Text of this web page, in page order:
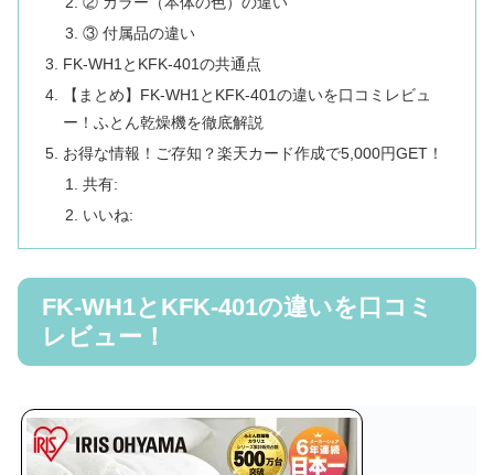
③ 付属品の違い
FK-WH1とKFK-401の共通点
【まとめ】FK-WH1とKFK-401の違いを口コミレビュ
ー！ふとん乾燥機を徹底解説
お得な情報！ご存知？楽天カード作成で5,000円GET！
共有:
いいね:
FK-WH1とKFK-401の違いを口コミ
レビュー！